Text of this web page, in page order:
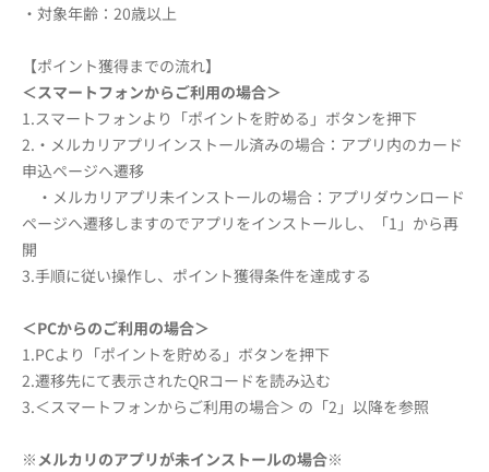
・対象年齢：20歳以上
【ポイント獲得までの流れ】
＜スマートフォンからご利用の場合＞
1.スマートフォンより「ポイントを貯める」ボタンを押下
2.・メルカリアプリインストール済みの場合：アプリ内のカード
申込ページへ遷移
・メルカリアプリ未インストールの場合：アプリダウンロード
ページへ遷移しますのでアプリをインストールし、「1」から再
開
3.手順に従い操作し、ポイント獲得条件を達成する
＜PCからのご利用の場合＞
1.PCより「ポイントを貯める」ボタンを押下
2.遷移先にて表示されたQRコードを読み込む
3.＜スマートフォンからご利用の場合＞ の「2」以降を参照
※メルカリのアプリが未インストールの場合※